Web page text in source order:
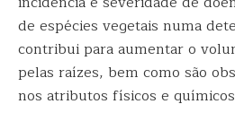
de espécies vegetais numa
contribui para aumentar o
pelas raízes, bem como são
nos atributos físicos e